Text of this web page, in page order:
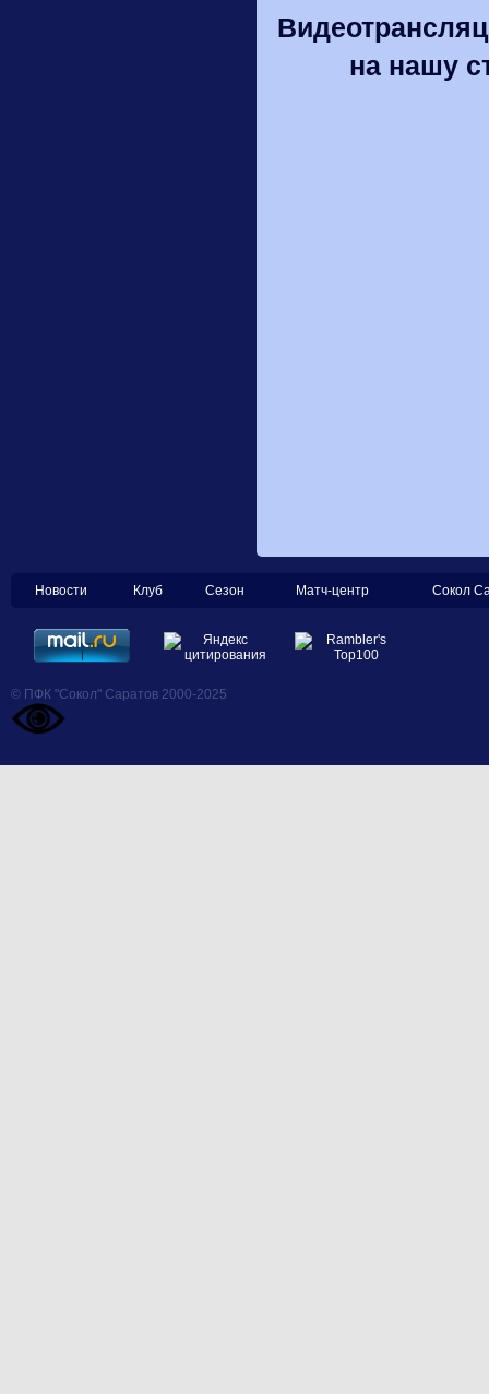
на нашу
Новости Клуб Сезон Матч-центр Сокол
© ПФК "Сокол" Саратов 2000-2025